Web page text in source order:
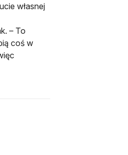
własnej
– To
coś w